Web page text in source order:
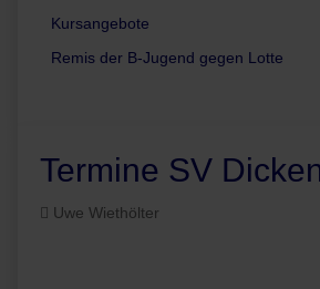
Kursangebote
Remis der B-Jugend gegen Lotte
Termine SV
Uwe Wiethölter